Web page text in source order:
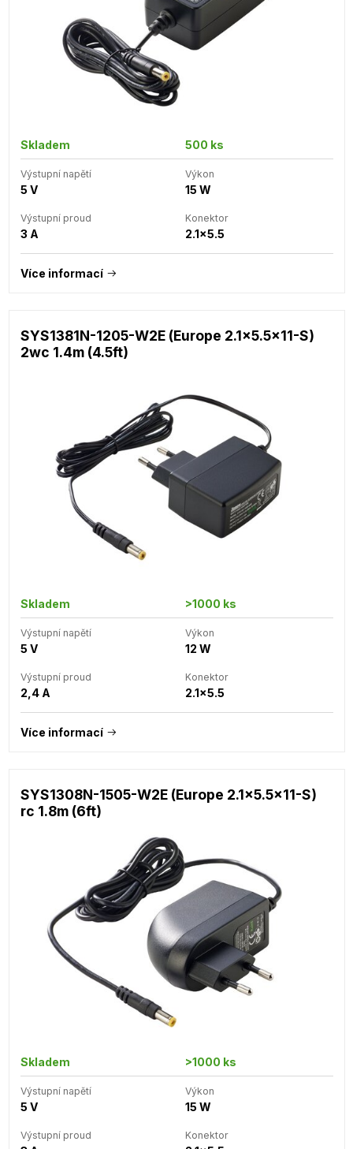
Skladem 500 ks
Výstupní napětí
5 V
Výkon
15 W
Výstupní proud
3 A
Konektor
2.1x5.5
Více informací
SYS1381N-1205-W2E (Europe 2.1x5.5x11-S)
2wc 1.4m (4.5ft)
Skladem >1000 ks
Výstupní napětí
5 V
Výkon
12 W
Výstupní proud
2,4 A
Konektor
2.1x5.5
Více informací
SYS1308N-1505-W2E (Europe 2.1x5.5x11-S)
rc 1.8m (6ft)
Skladem >1000 ks
Výstupní napětí
5 V
Výkon
15 W
Výstupní proud Konektor